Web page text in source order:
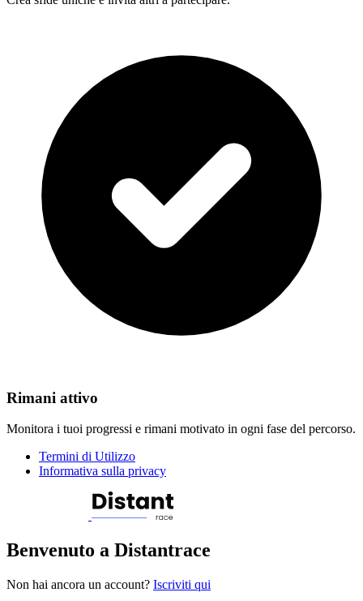
Rimani attivo
Monitora i tuoi progressi e rimani motivato in ogni fase del percorso.
Termini di Utilizzo
Informativa sulla privacy
Benvenuto a Distantrace
Non hai ancora un account? Iscriviti qui